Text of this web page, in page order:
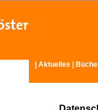
Aktuelles